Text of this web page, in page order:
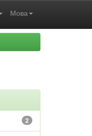
Мова
2